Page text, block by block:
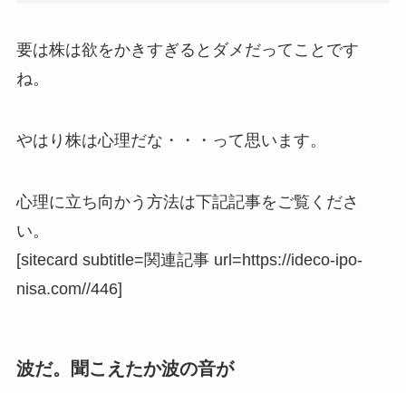
要は株は欲をかきすぎるとダメだってことです
ね。
やはり株は心理だな・・・って思います。
心理に立ち向かう方法は下記記事をご覧くださ
い。
[sitecard subtitle=関連記事 url=https://ideco-ipo-
nisa.com//446]
波だ。聞こえたか波の音が